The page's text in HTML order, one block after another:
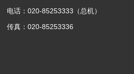
电话：020-85253333（总机）
传真：020-85253336